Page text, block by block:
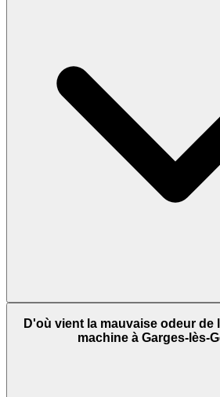
D'où vient la mauvaise odeur de
machine à Garges-lès-